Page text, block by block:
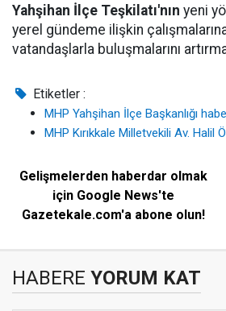
Yahşihan İlçe Teşkilatı'nın yeni
yerel gündeme ilişkin
vatandaşlarla buluşmalarını
Etiketler :
MHP Yahşihan İlçe Başkanlığı
MHP Kırıkkale Milletvekili Av. Halil
Gelişmelerden haberdar olmak
için Google News'te
Gazetekale.com'a abone olun!
HABERE YORUM KAT